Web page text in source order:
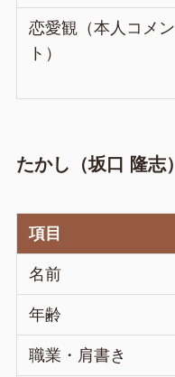
恋愛観（本人コメン
ト）
たかし（坂口 隆志）
項目
名前
年齢
職業・肩書き